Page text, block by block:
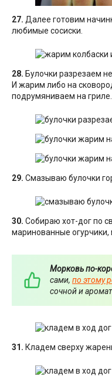
27. Далее готовим
любимые сосиски.
28. Булочки разрезаем
И жарим либо на
подрумяниваем на гриле.
29. Смазываю булочки
30. Собираю хот-дог по
маринованные огурчики,
Морковь по-
сами, по этому
сочной и
31. Кладем сверху